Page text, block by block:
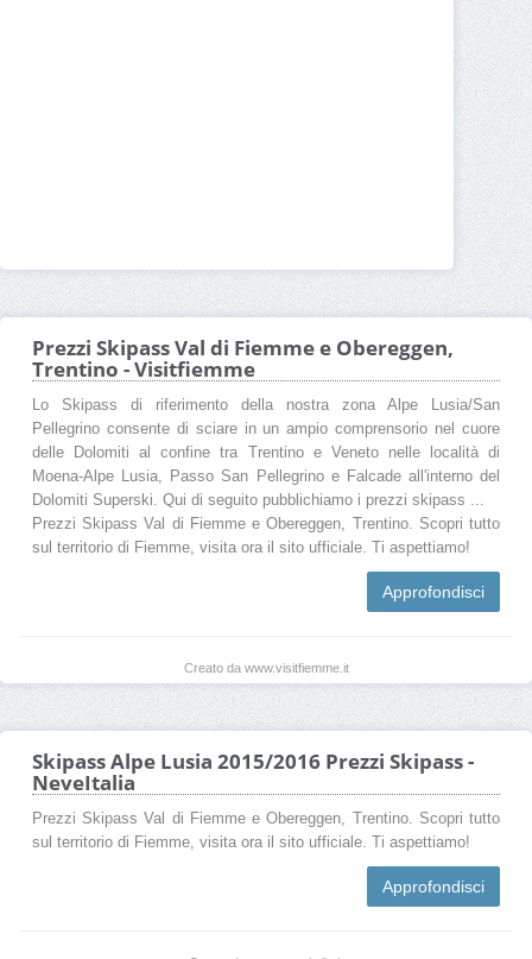
Prezzi Skipass Val di Fiemme e Obereggen,
Trentino - Visitfiemme
Lo Skipass di riferimento della nostra zona Alpe Lusia/San
Pellegrino consente di sciare in un ampio comprensorio nel cuore
delle Dolomiti al confine tra Trentino e Veneto nelle località di
Moena-Alpe Lusia, Passo San Pellegrino e Falcade all'interno del
Dolomiti Superski. Qui di seguito pubblichiamo i prezzi skipass ...
Prezzi Skipass Val di Fiemme e Obereggen, Trentino. Scopri tutto
sul territorio di Fiemme, visita ora il sito ufficiale. Ti aspettiamo!
Approfondisci
Creato da www.visitfiemme.it
Skipass Alpe Lusia 2015/2016 Prezzi Skipass -
NeveItalia
Prezzi Skipass Val di Fiemme e Obereggen, Trentino. Scopri tutto
sul territorio di Fiemme, visita ora il sito ufficiale. Ti aspettiamo!
Approfondisci